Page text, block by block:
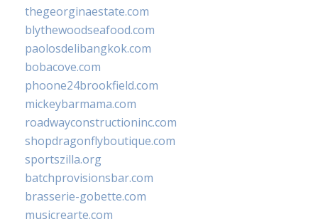
thegeorginaestate.com
blythewoodseafood.com
paolosdelibangkok.com
bobacove.com
phoone24brookfield.com
mickeybarmama.com
roadwayconstructioninc.com
shopdragonflyboutique.com
sportszilla.org
batchprovisionsbar.com
brasserie-gobette.com
musicrearte.com